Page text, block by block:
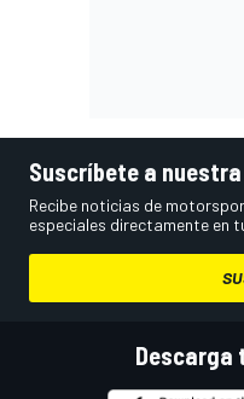
Suscríbete a
Recibe noticias de
especiales directamente en
Descarga